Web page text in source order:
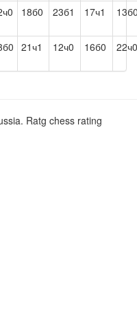
18б0 23б1 17ч1
21ч1 12ч0 16б0 22ч0
Ratg chess rating